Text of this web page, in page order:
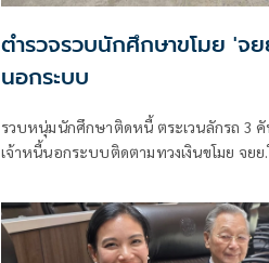
ตำรวจรวบนักศึกษาขโมย 'จ
นอกระบบ
รวบหนุ่มนักศึกษาติดหนี้ ตระเวนลักรถ 3 คั
เจ้าหนี้นอกระบบติดตามทวงเงินขโมย จย
มหาสารคามหลบหนีเข้ากรุงเทพฯ ไม่รอด